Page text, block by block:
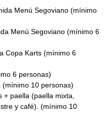
Menú Segoviano (mínimo
Menú Segoviano (mínimo 6
Copa Karts (mínimo 6
6 personas)
(mínimo 10 personas)
paella (paella mixta,
y café). (mínimo 10